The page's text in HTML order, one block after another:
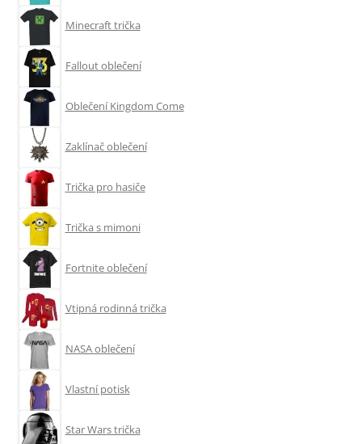
Minecraft trička
Fallout oblečení
Oblečení Kingdom Come
Zaklínač oblečení
Trička pro hasiče
Trička s mimoni
Fortnite oblečení
Vtipná rodinná trička
NASA oblečení
Vlastní potisk
Star Wars trička